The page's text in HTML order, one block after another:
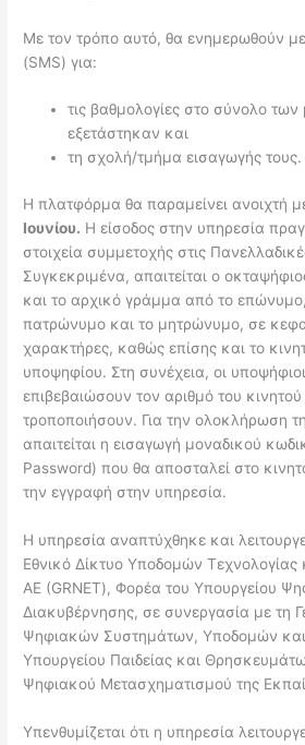
Με τον τρόπο αυτό, θα ενημερωθούν
(SMS) για:
τις βαθμολογίες στο σύνολο
εξετάστηκαν και
τη σχολή/τμήμα εισαγωγής τους.
Η πλατφόρμα θα παραμείνει ανοιχτή
Ιουνίου. Η είσοδος στην υπηρεσία
στοιχεία συμμετοχής στις
Συγκεκριμένα, απαιτείται ο
και το αρχικό γράμμα από το
πατρώνυμο και το μητρώνυμο, σε
χαρακτήρες, καθώς επίσης και το
υποψηφίου. Στη συνέχεια, οι
επιβεβαιώσουν τον αριθμό του
τροποποιήσουν. Για την ολοκλήρωση
απαιτείται η εισαγωγή μοναδικού
Password) που θα αποσταλεί στο
την εγγραφή στην υπηρεσία.
Η υπηρεσία αναπτύχθηκε και
Εθνικό Δίκτυο Υποδομών
ΑΕ (GRNET), Φορέα του Υπουργείου
Διακυβέρνησης, σε συνεργασία με τη
Ψηφιακών Συστημάτων, Υποδομών
Υπουργείου Παιδείας και
Ψηφιακού Μετασχηματισμού της
Υπενθυμίζεται ότι η υπηρεσία